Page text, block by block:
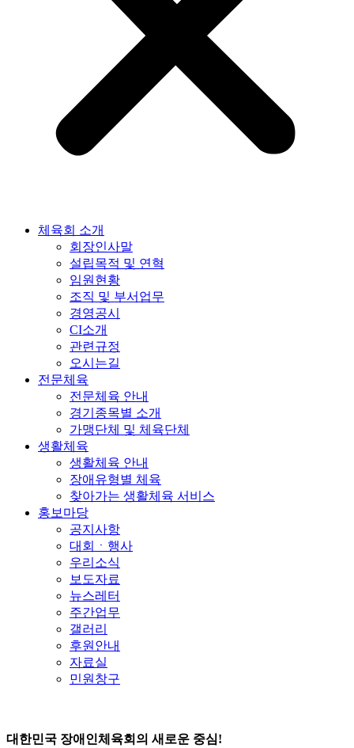
체육회 소개
회장인사말
설립목적 및 연혁
임원현황
조직 및 부서업무
경영공시
CI소개
관련규정
오시는길
전문체육
전문체육 안내
경기종목별 소개
가맹단체 및 체육단체
생활체육
생활체육 안내
장애유형별 체육
찾아가는 생활체육 서비스
홍보마당
공지사항
대회ㆍ행사
우리소식
보도자료
뉴스레터
주간업무
갤러리
후원안내
자료실
민원창구
대한민국 장애인체육회의 새로운 중심!